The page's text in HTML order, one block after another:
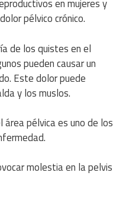
en mujeres y
pélvico crónico.
de los quistes en el
pueden causar un
Este dolor puede
y los muslos.
área pélvica es uno de los
molestia en la pelvis